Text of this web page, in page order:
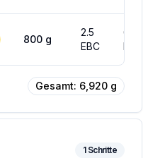
800 g
2.5
EBC
6.5
EBC
Gesamt: 6,920 g
1Schritte